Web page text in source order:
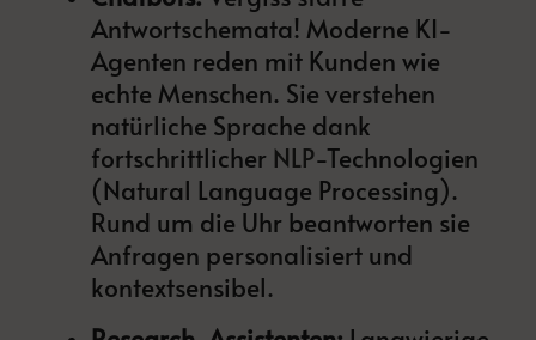
Antwortschemata! Moderne KI-
Agenten reden mit Kunden wie
echte Menschen. Sie verstehen
natürliche Sprache dank
fortschrittlicher NLP-Technologien
(Natural Language Processing).
Rund um die Uhr beantworten sie
Anfragen personalisiert und
kontextsensibel.